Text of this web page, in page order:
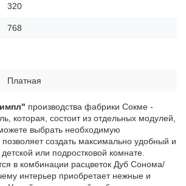
320
768
Платная
производства фабрики Сокме -
которая, состоит из отдельных модулей,
выбрать необходимую
создать максимально удобный и
или подростковой комнате.
в комбинации расцветок Дуб Сонома/
интерьер приобретает нежные и